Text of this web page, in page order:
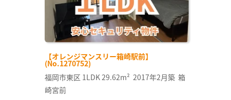
【オレンジマンスリー箱崎駅前】
(No.1270752)
福岡市東区 1LDK29.62m² 2017年2月築 箱
崎宮前